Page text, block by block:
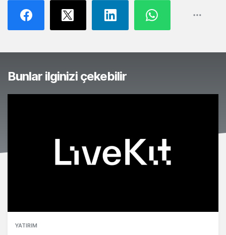
Bunlar ilginizi çekebilir
YATIRIM